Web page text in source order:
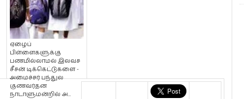
ஏழைப்
பிள்ளைகளுக்கு
பணமில்லாமல் இலவச
சீசன் டிக்கெட்டுகளை -
அமைச்சர் பந்துல
குணவர்தன
நாடாளுமன்றில் அ...